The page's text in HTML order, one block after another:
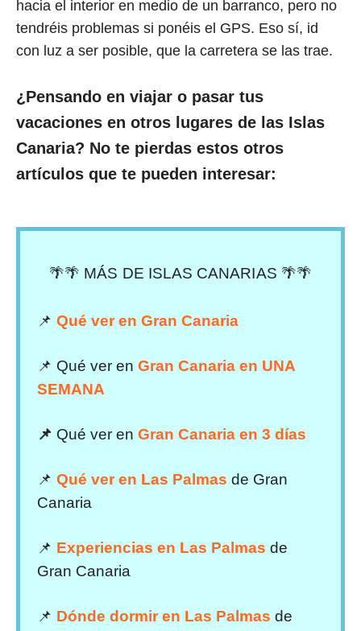
hacia el interior en medio de un barranco, pero no
tendréis problemas si ponéis el GPS. Eso sí, id
con luz a ser posible, que la carretera se las trae.
¿Pensando en viajar o pasar tus
vacaciones en otros lugares de las Islas
Canaria? No te pierdas estos otros
artículos que te pueden interesar:
🌴🌴 MÁS DE ISLAS CANARIAS 🌴🌴
📌 Qué ver en Gran Canaria
📌 Qué ver enGran Canaria en UNA
SEMANA
📌 Qué ver en Gran Canaria en 3 días
📌Qué ver en Las Palmas de Gran
Canaria
📌 Experiencias en Las Palmas de
Gran Canaria
📌 Dónde dormir en Las Palmas de